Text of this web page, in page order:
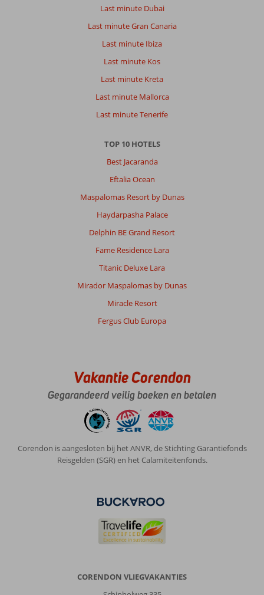
Last minute Dubai
Last minute Gran Canaria
Last minute Ibiza
Last minute Kos
Last minute Kreta
Last minute Mallorca
Last minute Tenerife
TOP 10 HOTELS
Best Jacaranda
Eftalia Ocean
Maspalomas Resort by Dunas
Haydarpasha Palace
Delphin BE Grand Resort
Fame Residence Lara
Titanic Deluxe Lara
Mirador Maspalomas by Dunas
Miracle Resort
Fergus Club Europa
Vakantie Corendon
Gegarandeerd veilig boeken en betalen
Corendon is aangesloten bij het ANVR, de Stichting Garantiefonds
Reisgelden (SGR) en het Calamiteitenfonds.
CORENDON VLIEGVAKANTIES